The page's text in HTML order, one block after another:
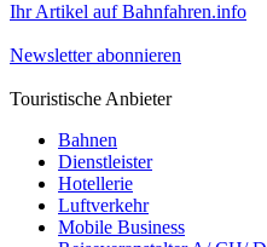
Ihr Artikel auf Bahnfahren.info
Newsletter abonnieren
Touristische Anbieter
Bahnen
Dienstleister
Hotellerie
Luftverkehr
Mobile Business